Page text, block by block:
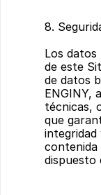
8.
Los datos
de este
de datos
ENGINY,
técnicas,
que
integridad
contenida
dispuesto